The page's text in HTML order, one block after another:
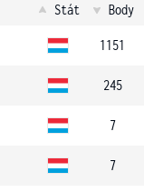
Stát Body
1151
245
7
7